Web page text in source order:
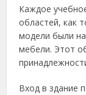
Каждое
областей, как
модели были
мебели. Этот
Вход в здание